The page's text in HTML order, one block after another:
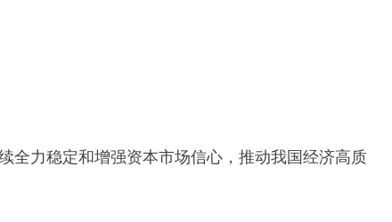
力稳定和增强资本市场信心，推动我国经济高质